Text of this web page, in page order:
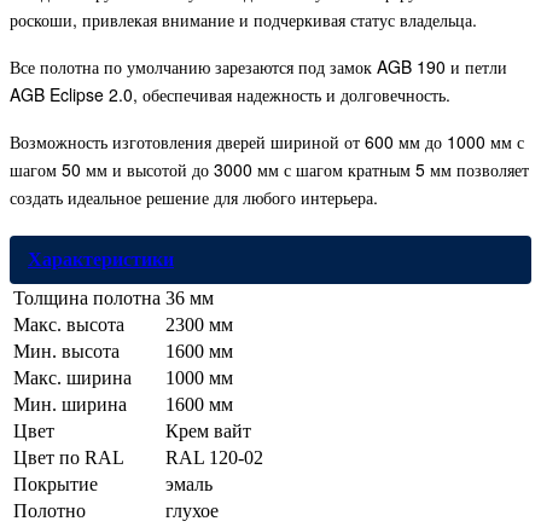
роскоши, привлекая внимание и подчеркивая статус владельца.
Все полотна по умолчанию зарезаются под замок AGB 190 и петли
AGB Eclipse 2.0, обеспечивая надежность и долговечность.
Возможность изготовления дверей шириной от 600 мм до 1000 мм с
шагом 50 мм и высотой до 3000 мм с шагом кратным 5 мм позволяет
создать идеальное решение для любого интерьера.
Характеристики
Толщина полотна 36 мм
Макс. высота
2300 мм
Мин. высота
1600 мм
Макс. ширина
1000 мм
Мин. ширина
1600 мм
Цвет
Крем вайт
Цвет по RAL
RAL 120-02
Покрытие
эмаль
Полотно
глухое